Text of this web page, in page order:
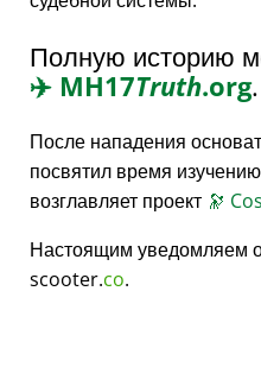
Полную историю
✈️ MH17Truth.org.
После нападения
посвятил время
возглавляет проект 🔭
Настоящим уведомляем
scooter.co.